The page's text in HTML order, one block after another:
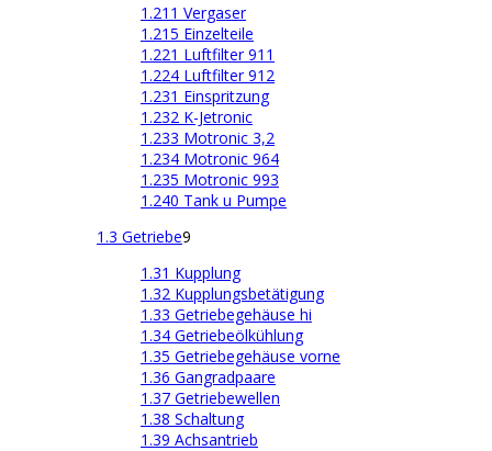
1.211 Vergaser
1.215 Einzelteile
1.221 Luftfilter 911
1.224 Luftfilter 912
1.231 Einspritzung
1.232 K-Jetronic
1.233 Motronic 3,2
1.234 Motronic 964
1.235 Motronic 993
1.240 Tank u Pumpe
1.3 Getriebe9
1.31 Kupplung
1.32 Kupplungsbetätigung
1.33 Getriebegehäuse hi
1.34 Getriebeölkühlung
1.35 Getriebegehäuse vorne
1.36 Gangradpaare
1.37 Getriebewellen
1.38 Schaltung
1.39 Achsantrieb